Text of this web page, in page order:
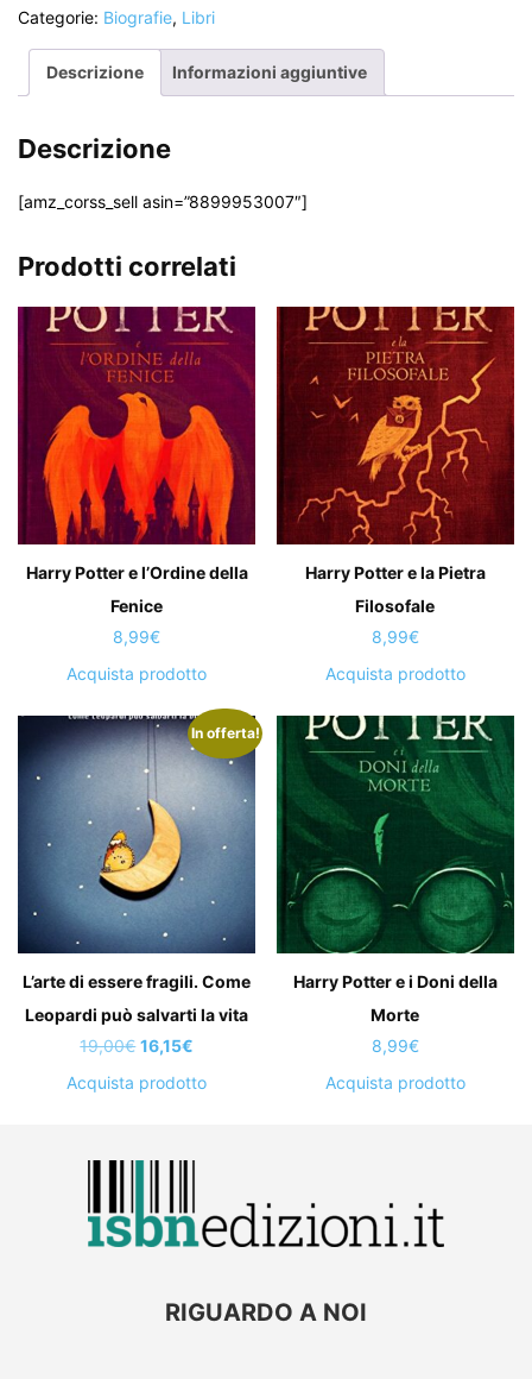
Categorie: Biografie, Libri
Descrizione Informazioni aggiuntive
Descrizione
[amz_corss_sell asin=”8899953007″]
Prodotti correlati
Harry Potter e l’Ordine della
Fenice
8,99€
Acquista prodotto
Harry Potter e la Pietra
Filosofale
8,99€
Acquista prodotto
In offerta!
L’arte di essere fragili. Come
Leopardi può salvarti la vita
19,00€ Il
prezzo
19,00€.
16,15€
prezzo
16,15€.
Acquista prodotto
Harry Potter e i Doni della
Morte
8,99€
Acquista prodotto
RIGUARDO A NOI